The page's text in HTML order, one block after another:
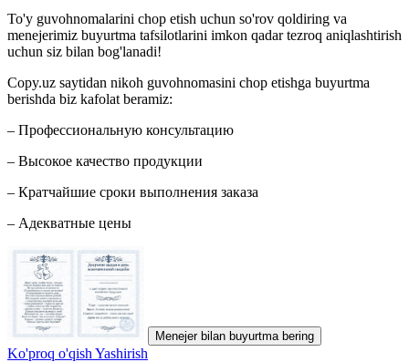
To'y guvohnomalarini chop etish uchun so'rov qoldiring va
menejerimiz buyurtma tafsilotlarini imkon qadar tezroq aniqlashtirish
uchun siz bilan bog'lanadi!
Copy.uz saytidan nikoh guvohnomasini chop etishga buyurtma
berishda biz kafolat beramiz:
– Профессиональную консультацию
– Высокое качество продукции
– Кратчайшие сроки выполнения заказа
– Адекватные цены
Menejer bilan buyurtma bering
Ko'proq o'qish Yashirish